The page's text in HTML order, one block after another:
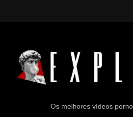
Os melhores vídeos